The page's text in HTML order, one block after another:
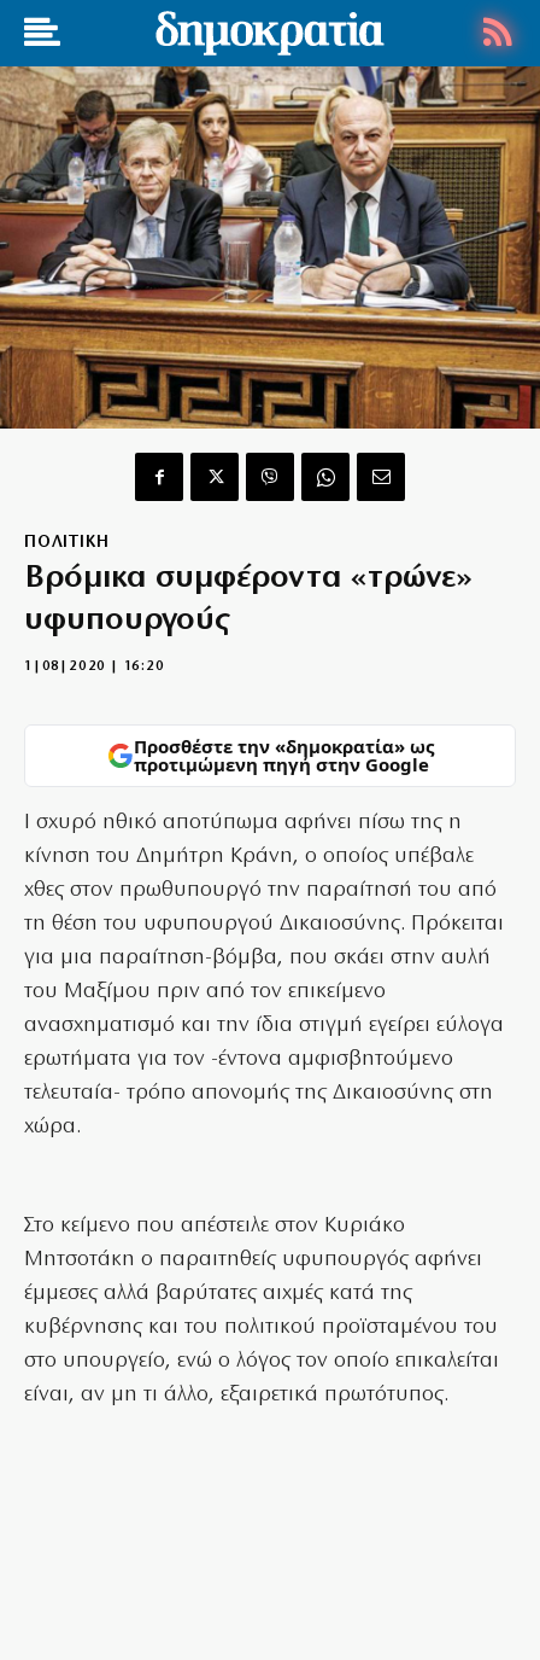
ΠΟΛΙΤΙΚΗ
Βρόμικα συμφέροντα «τρώνε»
υφυπουργούς
1|08|2020 | 16:20
Προσθέστε την «δημοκρατία» ως
προτιμώμενη πηγή στην Google
Ι σχυρό ηθικό αποτύπωμα αφήνει πίσω της η
κίνηση του Δημήτρη Κράνη, ο οποίος υπέβαλε
χθες στον πρωθυπουργό την παραίτησή του από
τη θέση του υφυπουργού Δικαιοσύνης. Πρόκειται
για μια παραίτηση-βόμβα, που σκάει στην αυλή
του Μαξίμου πριν από τον επικείμενο
ανασχηματισμό και την ίδια στιγμή εγείρει εύλογα
ερωτήματα για τον -έντονα αμφισβητούμενο
τελευταία- τρόπο απονομής της Δικαιοσύνης στη
χώρα.
Στο κείμενο που απέστειλε στον Κυριάκο
Μητσοτάκη ο παραιτηθείς υφυπουργός αφήνει
έμμεσες αλλά βαρύτατες αιχμές κατά της
κυβέρνησης και του πολιτικού προϊσταμένου του
στο υπουργείο, ενώ ο λόγος τον οποίο επικαλείται
είναι, αν μη τι άλλο, εξαιρετικά πρωτότυπος.